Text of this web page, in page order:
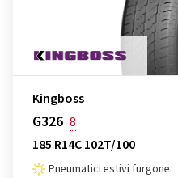
Kingboss
G326 8
185 R14C 102T/100
Pneumatici estivi furgone